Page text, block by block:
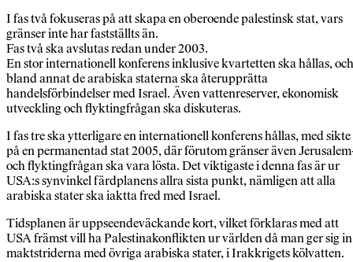
I fas två fokuseras på att skapa en oberoende palestinsk stat, vars
gränser inte har fastställts än.
Fas två ska avslutas redan under 2003.
En stor internationell konferens inklusive kvartetten ska hållas, och
bland annat de arabiska staterna ska återupprätta
handelsförbindelser med Israel. Även vattenreserver, ekonomisk
utveckling och flyktingfrågan ska diskuteras.
I fas tre ska ytterligare en internationell konferens hållas, med sikte
på en permanentad stat 2005, där förutom gränser även
och flyktingfrågan ska vara lösta. Det viktigaste i denna fas är ur
USA:s synvinkel färdplanens allra sista punkt, nämligen att alla
arabiska stater ska iaktta fred med Israel.
Tidsplanen är uppseendeväckande kort, vilket förklaras med att
USA främst vill ha Palestinakonflikten ur världen då man ger sig
maktstriderna med övriga arabiska stater, i Irakkrigets kölvatten.